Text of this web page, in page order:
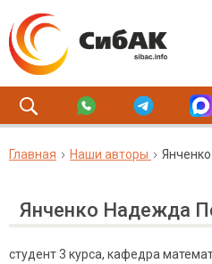
Главная Наши авторы
Янченко Надежда
студент 3 курса, кафедра